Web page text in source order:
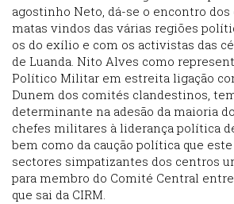
agostinho Neto, dá-se o encontro
matas vindos das várias regiões
os do exílio e com os activistas das
de Luanda. Nito Alves como
Político Militar em estreita ligação
Dunem dos comités clandestinos,
determinante na adesão da maioria
chefes militares à liderança política
bem como da caução política que
sectores simpatizantes dos centros
para membro do Comité Central
que sai da CIRM.